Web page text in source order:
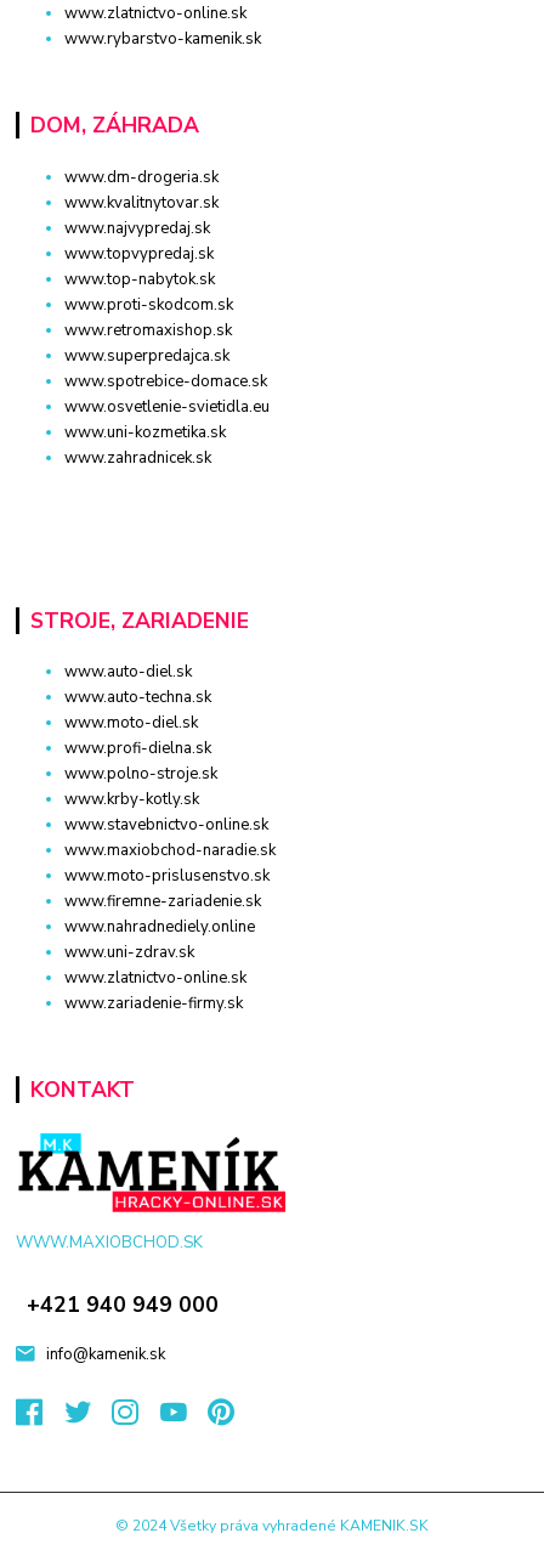
www.zlatnictvo-online.sk
www.rybarstvo-kamenik.sk
DOM, ZÁHRADA
www.dm-drogeria.sk
www.kvalitnytovar.sk
www.najvypredaj.sk
www.topvypredaj.sk
www.top-nabytok.sk
www.proti-skodcom.sk
www.retromaxishop.sk
www.superpredajca.sk
www.spotrebice-domace.sk
www.osvetlenie-svietidla.eu
www.uni-kozmetika.sk
www.zahradnicek.sk
STROJE, ZARIADENIE
www.auto-diel.sk
www.auto-techna.sk
www.moto-diel.sk
www.profi-dielna.sk
www.polno-stroje.sk
www.krby-kotly.sk
www.stavebnictvo-online.sk
www.maxiobchod-naradie.sk
www.moto-prislusenstvo.sk
www.firemne-zariadenie.sk
www.nahradnediely.online
www.uni-zdrav.sk
www.zlatnictvo-online.sk
www.zariadenie-firmy.sk
KONTAKT
WWW.MAXIOBCHOD.SK
+421 940 949 000
info@kamenik.sk
© 2024 Všetky práva vyhradené KAMENIK.SK